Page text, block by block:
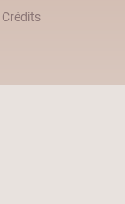
Crédits